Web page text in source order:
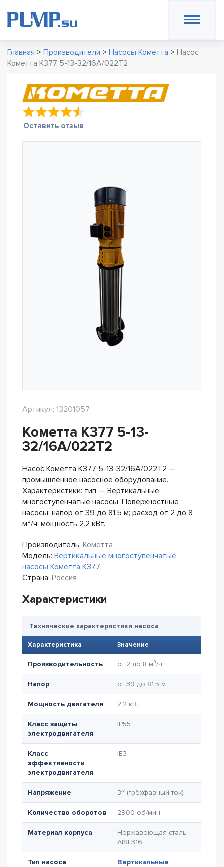
Главная > Производители > Насосы Кометта > Насос
Кометта К377 5-13-32/16А/022Т2
Оставить отзыв
Артикул: 13201057
Кометта К377 5-13-
32/16А/022Т2
Насос Кометта К377 5-13-32/16А/022Т2 —
промышленное насосное оборудование.
Характеристики: тип — Вертикальные
многоступенчатые насосы, Поверхностные
насосы; напор от 39 до 81.5 м; расход от 2 до 8
м³/ч; мощность 2.2 кВт.
Производитель: Кометта
Модель: Вертикальные многоступенчатые
насосы Кометта К377
Страна: Россия
Характеристики
Технические характеристики насоса
Характеристика Значение
Производительность от 2 до 8 м³/ч
Напор от 39 до 81.5 м
Мощность двигателя 2.2 кВт
Класс защиты
электродвигателя
IP55
Класс
эффективности
электродвигателя
IE3
Напряжение 3~ (трёхфазный ток)
Количество оборотов 2900 об/мин
Материал корпуса
Нержавеющая сталь
AISI 316
Тип насоса
Вертикальные